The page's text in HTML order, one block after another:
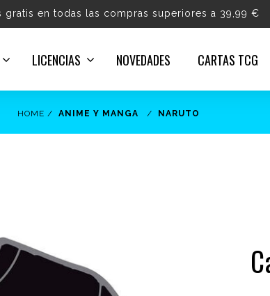
gratis en todas las compras superiores a 39,99 €
LICENCIAS NOVEDADES CARTAS TCG
HOME ANIME Y MANGA NARUTO